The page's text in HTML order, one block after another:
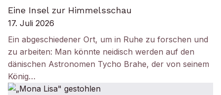
Eine Insel zur Himmelsschau
17. Juli 2026
Ein abgeschiedener Ort, um in Ruhe zu forschen und
zu arbeiten: Man könnte neidisch werden auf den
dänischen Astronomen Tycho Brahe, der von seinem
König…